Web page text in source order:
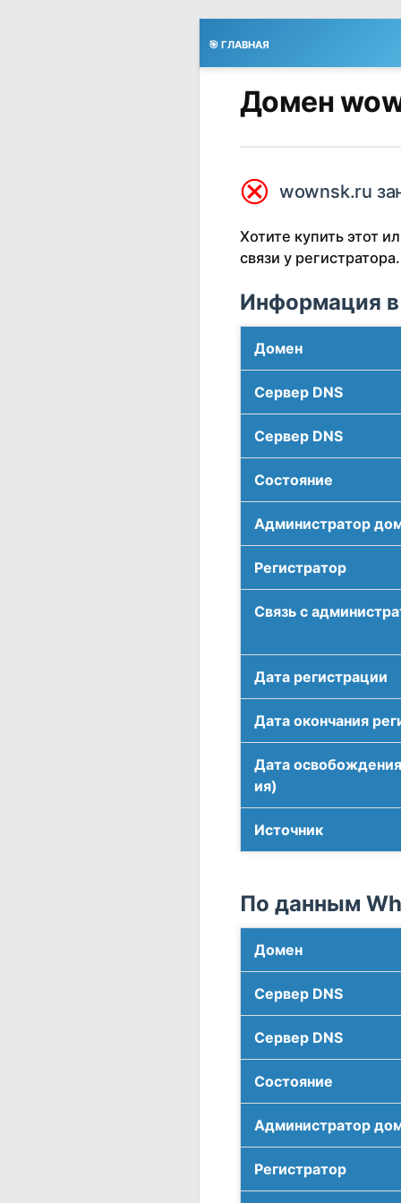
🎯 ГЛАВНАЯ
Домен
⮿ wownsk.ru
Хотите купить этот
связи у регистратора.
Информация в
Домен
Сервер DNS
Сервер DNS
Соcтояние
Администратор
Регистратор
Связь с
Дата регистрации
Дата окончания
Дата
ия)
Источник
По данным
Домен
Сервер DNS
Сервер DNS
Соcтояние
Администратор
Регистратор